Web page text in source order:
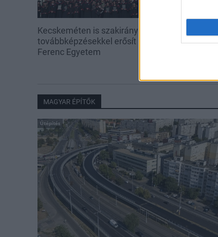
Kecskeméten is szakirányú
továbbképzésekkel erősít a Gál
Ferenc Egyetem
A lakosságra
hárul a
MAGYAR ÉPÍTŐK
Útépítés